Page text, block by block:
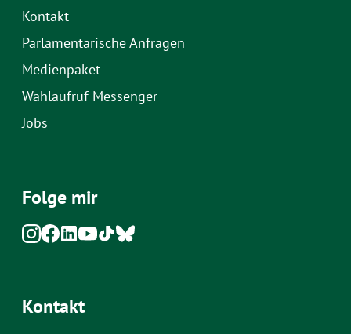
Kontakt
Parlamentarische Anfragen
Medienpaket
Wahlaufruf Messenger
Jobs
Folge mir
Kontakt